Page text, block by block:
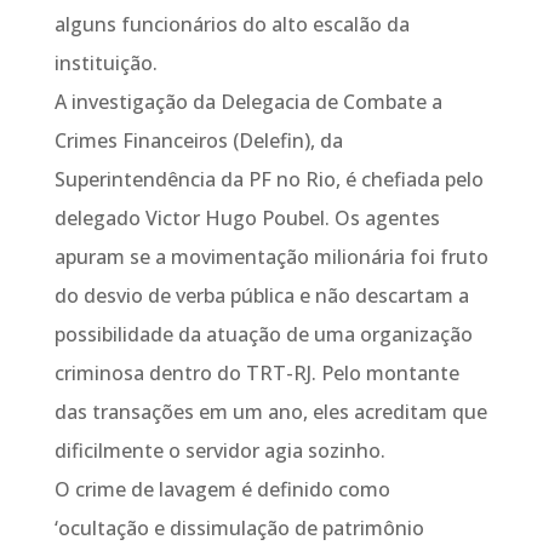
alguns funcionários do alto escalão da
instituição.
A investigação da Delegacia de Combate a
Crimes Financeiros (Delefin), da
Superintendência da PF no Rio, é chefiada pelo
delegado Victor Hugo Poubel. Os agentes
apuram se a movimentação milionária foi fruto
do desvio de verba pública e não descartam a
possibilidade da atuação de uma organização
criminosa dentro do TRT-RJ. Pelo montante
das transações em um ano, eles acreditam que
dificilmente o servidor agia sozinho.
O crime de lavagem é definido como
‘ocultação e dissimulação de patrimônio